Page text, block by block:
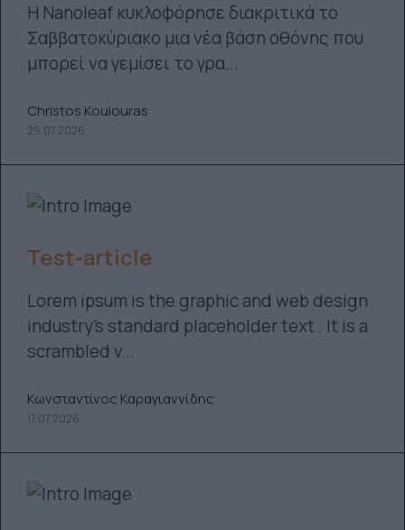
Η Nanoleaf κυκλοφόρησε διακριτικά το
Σαββατοκύριακο μια νέα βάση οθόνης που
μπορεί να γεμίσει το γρα...
Christos Koulouras
29.07.2026
Test-article
Lorem ipsum is the graphic and web design
industry’s standard placeholder text . It is a
scrambled v...
Κωνσταντίνος Καραγιαννίδης
17.07.2026